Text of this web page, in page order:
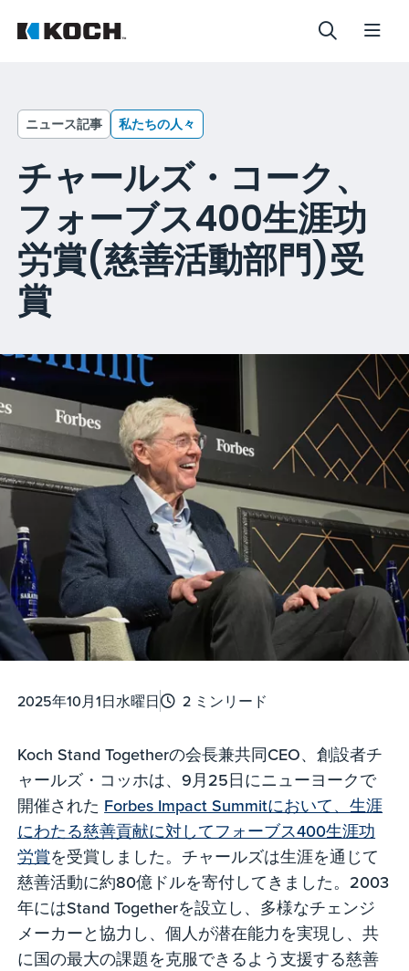
ニュース記事 私たちの人々
チャールズ・コーク、
フォーブス400生涯功
労賞(慈善活動部門)受
賞
2025年10月1日水曜日 2 ミンリード
Koch Stand Togetherの会長兼共同CEO、創設者チ
ャールズ・コッホは、9月25日にニューヨークで
開催された Forbes Impact Summitにおいて、生涯
にわたる慈善貢献に対してフォーブス400生涯功
労賞を受賞しました。チャールズは生涯を通じて
慈善活動に約80億ドルを寄付してきました。2003
年にはStand Togetherを設立し、多様なチェンジ
メーカーと協力し、個人が潜在能力を実現し、共
に国の最大の課題を克服できるよう支援する慈善